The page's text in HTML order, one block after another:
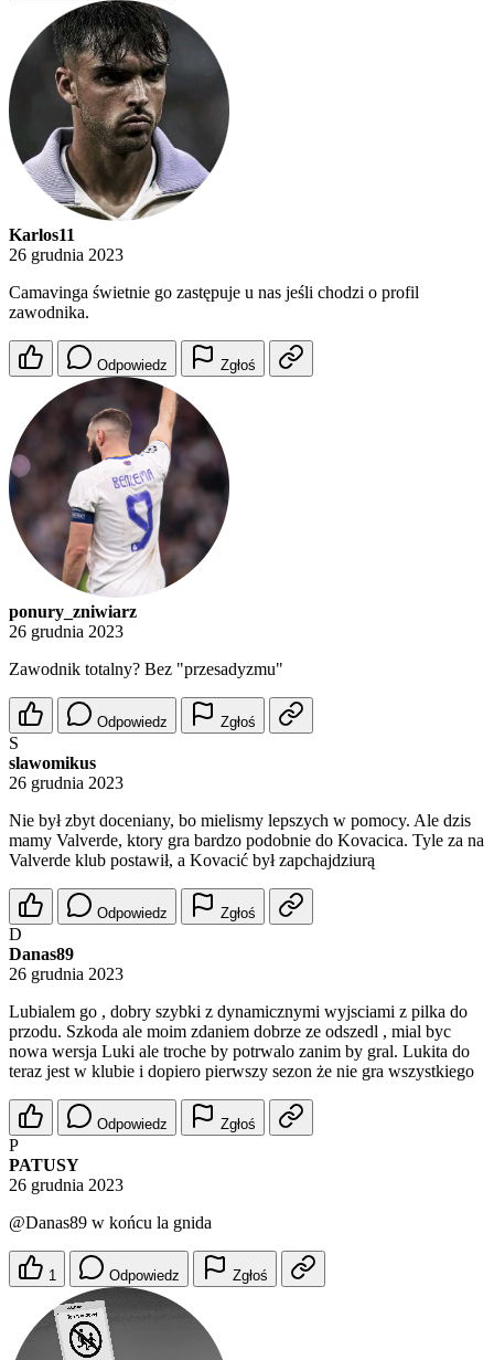
Karlos11
26 grudnia 2023
Camavinga świetnie go zastępuje u nas jeśli chodzi o profil
zawodnika.
Odpowiedz Zgłoś
ponury_zniwiarz
26 grudnia 2023
Zawodnik totalny? Bez "przesadyzmu"
Odpowiedz Zgłoś
S
slawomikus
26 grudnia 2023
Nie był zbyt doceniany, bo mielismy lepszych w pomocy. Ale dzis
mamy Valverde, ktory gra bardzo podobnie do Kovacica. Tyle za na
Valverde klub postawił, a Kovacić był zapchajdziurą
Odpowiedz Zgłoś
D
Danas89
26 grudnia 2023
Lubialem go , dobry szybki z dynamicznymi wyjsciami z pilka do
przodu. Szkoda ale moim zdaniem dobrze ze odszedl , mial byc
nowa wersja Luki ale troche by potrwalo zanim by gral. Lukita do
teraz jest w klubie i dopiero pierwszy sezon że nie gra wszystkiego
Odpowiedz Zgłoś
P
PATUSY
26 grudnia 2023
@Danas89 w końcu la gnida
1 Odpowiedz Zgłoś